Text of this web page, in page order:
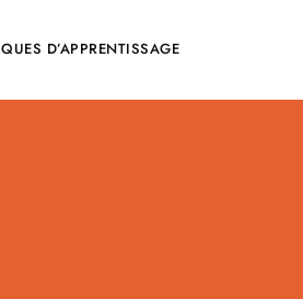
D’APPRENTISSAGE